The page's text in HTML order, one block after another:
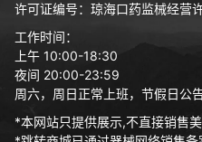
许可证编号：琼海口药监械经营
工作时间：
上午 10:00-18:30
夜间 20:00-23:59
周六，周日正常上班，节假日公
*本网站只提供展示,不直接销售